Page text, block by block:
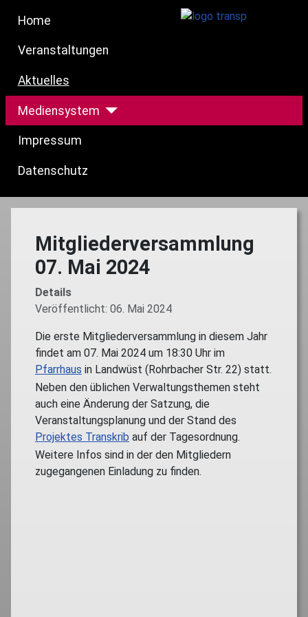
Home
Veranstaltungen
Aktuelles
Mediensystem
Impressum
Datenschutz
Mitgliederversammlung
07. Mai 2024
Details
Veröffentlicht: 06. Mai 2024
Die erste Mitgliederversammlung in diesem Jahr
findet am 07. Mai 2024 um 18:30 Uhr im
Pfarrhaus in Landwüst (Rohrbacher Str. 22) statt.
Neben den üblichen Verwaltungsthemen steht
auch eine Änderung der Satzung, die
Veranstaltungsplanung und der Stand des
Projektes Transkrib auf der Tagesordnung.
Weitere Infos sind in der den Mitgliedern
zugegangenen Einladung zu finden.